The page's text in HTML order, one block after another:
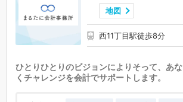
地図
西11丁目駅徒歩8分
ひとりひとりのビジョンによりそって、あ
くチャレンジを会計でサポートします。